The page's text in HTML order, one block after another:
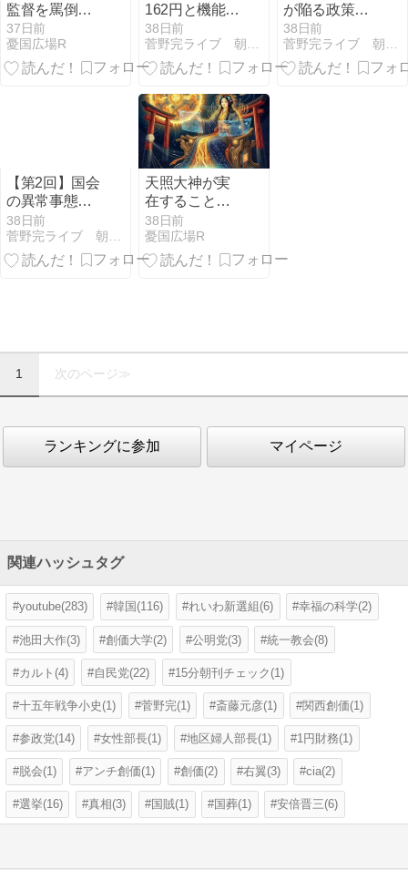
監督を罵倒す
る韓国の実態
に無知な情弱
若者と事なか
37日前
憂国広場R
162円と機能停
止する国家
38日前
菅野完ライブ 朝刊チェック 文字起こし
が陥る政策嫌
悪の誤謬とタ
ニマチ研究所
38日前
菅野完ライブ 朝刊チェック 文字起こし
【第2回】国会
の異常事態と
定数削減法案
に潜む維新壊
滅の罠
38日前
菅野完ライブ 朝刊チェック 文字起こし
天照大神が実
在することを
科学的に証明
38日前
憂国広場R
1 次のページ≫
ランキングに参加 マイページ
関連ハッシュタグ
youtube(283) 韓国(116) れいわ新選組(6) 幸福の科学(2)
池田大作(3) 創価大学(2) 公明党(3) 統一教会(8)
カルト(4) 自民党(22) 15分朝刊チェック(1)
十五年戦争小史(1) 菅野完(1) 斎藤元彦(1) 関西創価(1)
参政党(14) 女性部長(1) 地区婦人部長(1) 1円財務(1)
脱会(1) アンチ創価(1) 創価(2) 右翼(3) cia(2)
選挙(16) 真相(3) 国賊(1) 国葬(1) 安倍晋三(6)